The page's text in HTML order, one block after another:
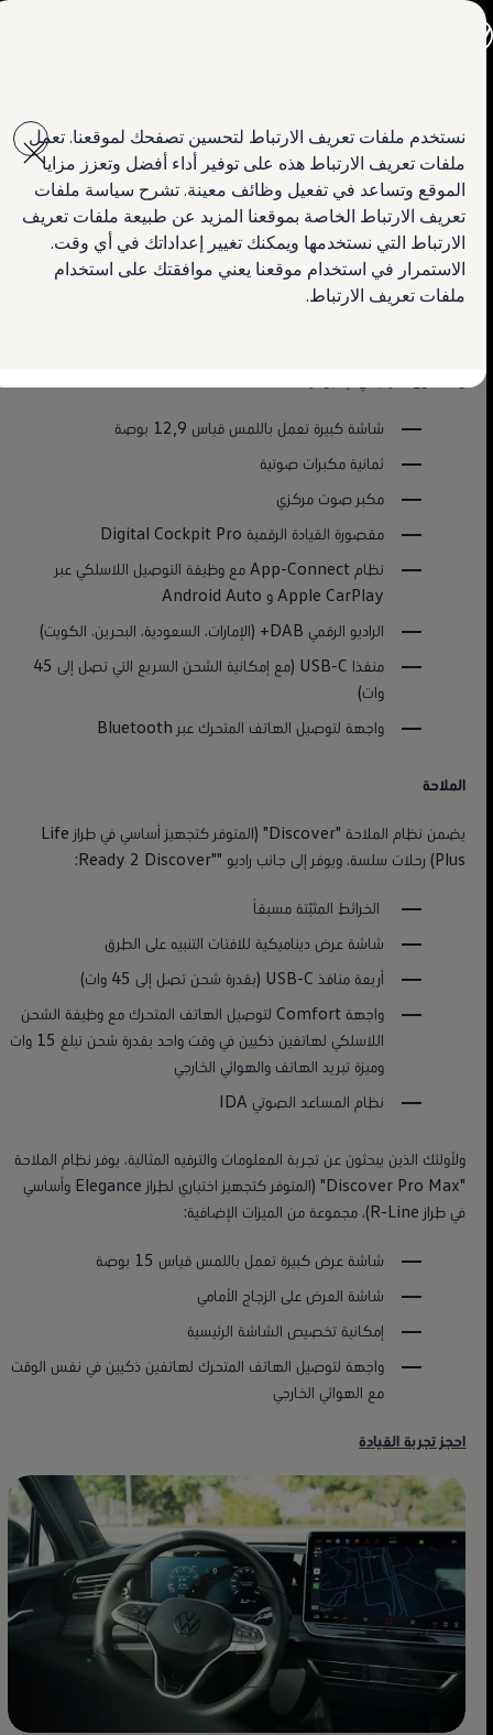
نستخدم ملفات تعريف الارتباط لتحسين تصفحك لموقعنا. تعمل
ملفات تعريف الارتباط هذه على توفير أداء أفضل وتعزز مزايا
الموقع وتساعد في تفعيل وظائف معينة. تشرح سياسة ملفات
تعريف الارتباط الخاصة بموقعنا المزيد عن طبيعة ملفات تعريف
الارتباط التي نستخدمها ويمكنك تغيير إعداداتك في أي وقت.
الاستمرار في استخدام موقعنا يعني موافقتك على استخدام
ملفات تعريف الارتباط.
main
content
footer
تي روك
تيغوان
تيرامونت
طوارق
أماروك
كادي كارغو
كرافتر
العروض
السيارات المستعملة
التأجير مع التملك
ﺗﻘﻧﯾﺎت ﻣﺳﺗوﺣﺎة ﻣﻧك
استكشاف الميزات
احجز تجربة القيادة
نظام المعلومات والترفيه والملاحة
رحبوا بأحدث أنظمة الترفيه
نظام المعلومات والترفيه "Ready 2 Discover"
شاشة كبيرة تعمل باللمس قياس 12,9 بوصة
ثمانية مكبرات صوتية
مكبر صوت مركزي
مقصورة القيادة الرقمية Digital Cockpit Pro
نظام App-Connect مع وظيفة التوصيل اللاسلكي عبر
Apple CarPlay و Android Auto
الراديو الرقمي DAB+ (الإمارات، السعودية، البحرين، الكويت)
منفذا USB-C (مع إمكانية الشحن السريع التي تصل إلى 45
وات)
واجهة لتوصيل الهاتف المتحرك عبر Bluetooth
الملاحة
يضمن نظام الملاحة "Discover" (المتوفر كتجهيز أساسي في طراز Life
Plus) رحلات سلسة، ويوفر إلى جانب راديو ""Ready 2 Discover:
الخرائط المثبّتة مسبقاً
شاشة عرض ديناميكية للافتات التنبيه على الطرق
أربعة منافذ USB-C (بقدرة شحن تصل إلى 45 وات)
واجهة Comfort لتوصيل الهاتف المتحرك مع وظيفة الشحن
اللاسلكي لهاتفين ذكيين في وقت واحد بقدرة شحن تبلغ 15 وات
وميزة تبريد الهاتف والهوائي الخارجي
نظام المساعد الصوتي IDA
ولأولئك الذين يبحثون عن تجربة المعلومات والترفيه المثالية، يوفر نظام الملاحة
"Discover Pro Max" (المتوفر كتجهيز اختياري لطراز Elegance وأساسي
في طراز R-Line)، مجموعة من الميزات الإضافية:
شاشة عرض كبيرة تعمل باللمس قياس 15 بوصة
شاشة العرض على الزجاج الأمامي
إمكانية تخصيص الشاشة الرئيسية
واجهة لتوصيل الهاتف المتحرك لهاتفين ذكيين في نفس الوقت
مع الهوائي الخارجي
احجز تجربة القيادة